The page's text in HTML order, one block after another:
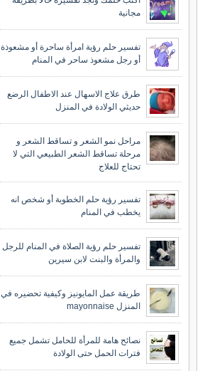
مجانية
تفسير حلم رؤية امرأة ساحرة أو مشعوذة
أو رجل مشعوذ ساحر في المنام
طرق علاج الاسهال عند الاطفال الرضع
حديثي الولادة في المنزل
مراحل نمو الشعر و تساقط الشعر و
مرحلة تساقط الشعر الطبيعي التي لا
تحتاج للعلاج
تفسير رؤية حلم الخطوبة أو شخص انه
يخطب في المنام
تفسير حلم رؤية الصلاة في المنام للرجل
والمرأة والبنت لابن سيرين
طريقة عمل المايونيز وكيفية تحضيره في
المنزل mayonnaise
نصائح هامة للمرأة للحامل تشمل جميع
فترات الحمل حتى الولادة